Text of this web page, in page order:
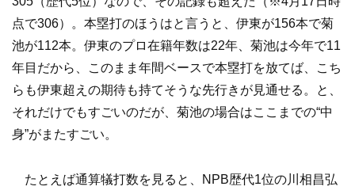
点で306）。本塁打のほうはと言うと、伊東が156本で菊
池が112本。伊東のプロ在籍年数は22年、菊池は今年で11
年目だから、このまま年間ベースで本塁打を放てば、こち
らも伊東超えの期待も持てそうな先行きが見通せる。と、
それだけでもすごいのだが、菊池の場合はここまでの“中
身”がまたすごい。
たとえば通算犠打数を見ると、NPB歴代1位の川相昌弘